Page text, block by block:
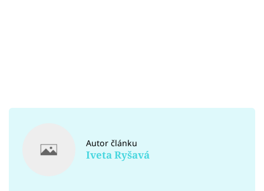
Autor článku
Iveta Ryšavá